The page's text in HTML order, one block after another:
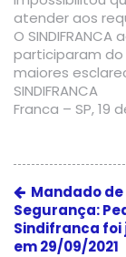
atender aos
O
participaram
maiores
SINDIFRANCA
Franca – SP, 19
Mandado de
Segurança:
Sindifranca
em 29/09/2021